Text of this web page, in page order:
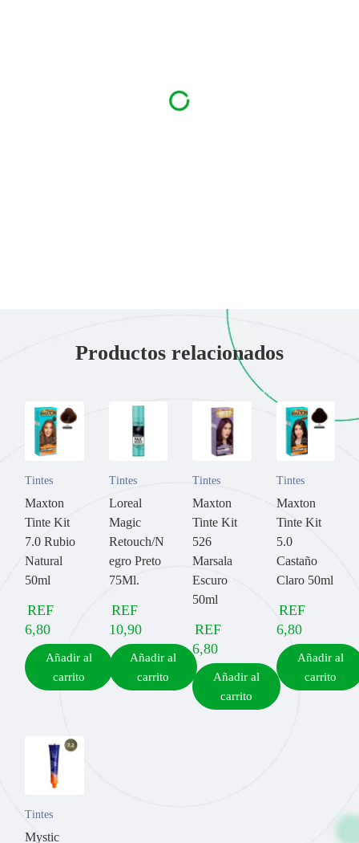
Productos relacionados
Tintes
Maxton
Tinte Kit
7.0 Rubio
Natural
50ml
REF
6,80
Añadir al
carrito
Tintes
Loreal
Magic
Retouch/N
egro Preto
75Ml.
REF
10,90
Añadir al
carrito
Tintes
Maxton
Tinte Kit
526
Marsala
Escuro
50ml
REF
6,80
Añadir al
carrito
Tintes
Maxton
Tinte Kit
5.0
Castaño
Claro 50ml
REF
6,80
Añadir al
carrito
Tintes
Mystic